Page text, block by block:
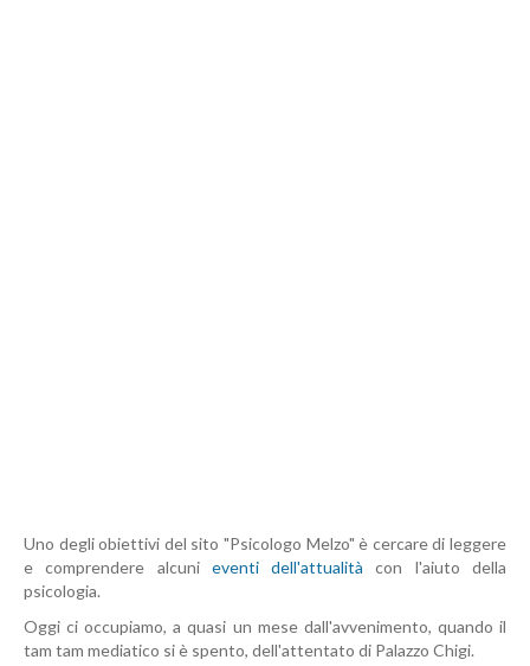
Uno degli obiettivi del sito "Psicologo Melzo" è cercare di leggere
e comprendere alcuni eventi dell'attualità con l'aiuto della
psicologia.
Oggi ci occupiamo, a quasi un mese dall'avvenimento, quando il
tam tam mediatico si è spento, dell'attentato di Palazzo Chigi.